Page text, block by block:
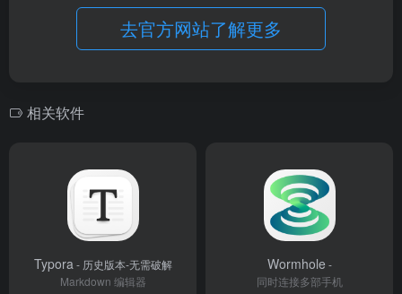
去官方网站了解更多
相关软件
Typora - 历史版本-无需破解
Markdown 编辑器
Wormhole -
同时连接多部手机